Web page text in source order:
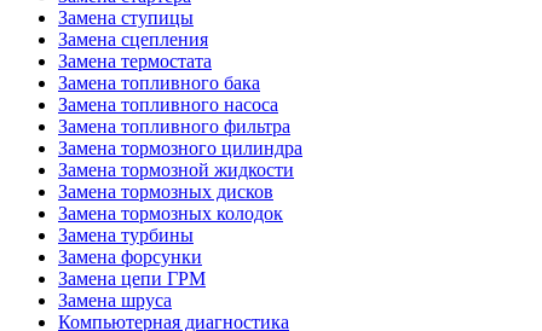
Замена ступицы
Замена сцепления
Замена термостата
Замена топливного бака
Замена топливного насоса
Замена топливного фильтра
Замена тормозного цилиндра
Замена тормозной жидкости
Замена тормозных дисков
Замена тормозных колодок
Замена турбины
Замена форсунки
Замена цепи ГРМ
Замена шруса
Компьютерная диагностика